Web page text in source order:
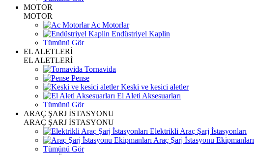
MOTOR
MOTOR
Ac Motorlar
Endüstriyel Kaplin
Tümünü Gör
EL ALETLERİ
EL ALETLERİ
Tornavida
Pense
Keski ve kesici aletler
El Aleti Aksesuarları
Tümünü Gör
ARAÇ ŞARJ İSTASYONU
ARAÇ ŞARJ İSTASYONU
Elektrikli Araç Şarj İstasyonları
Araç Şarj İstasyonu Ekipmanları
Tümünü Gör